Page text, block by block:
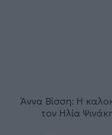
Άννα Βίσση: Η
τον Ηλία